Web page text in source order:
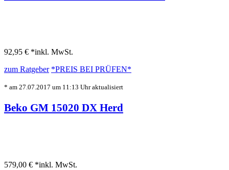
92,95 € *inkl. MwSt.
zum Ratgeber *PREIS BEI PRÜFEN*
* am 27.07.2017 um 11:13 Uhr aktualisiert
Beko GM 15020 DX Herd
579,00 € *inkl. MwSt.